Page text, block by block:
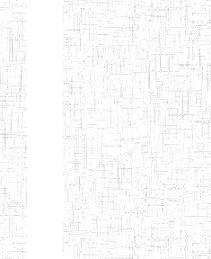
Chercher:
Effacer les filtres
Denomination
Type
Nature